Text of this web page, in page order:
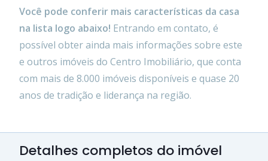
Você pode conferir mais características da casa
na lista logo abaixo! Entrando em contato, é
possível obter ainda mais informações sobre este
e outros imóveis do Centro Imobiliário, que conta
com mais de 8.000 imóveis disponíveis e quase 20
anos de tradição e liderança na região.
Detalhes completos do imóvel